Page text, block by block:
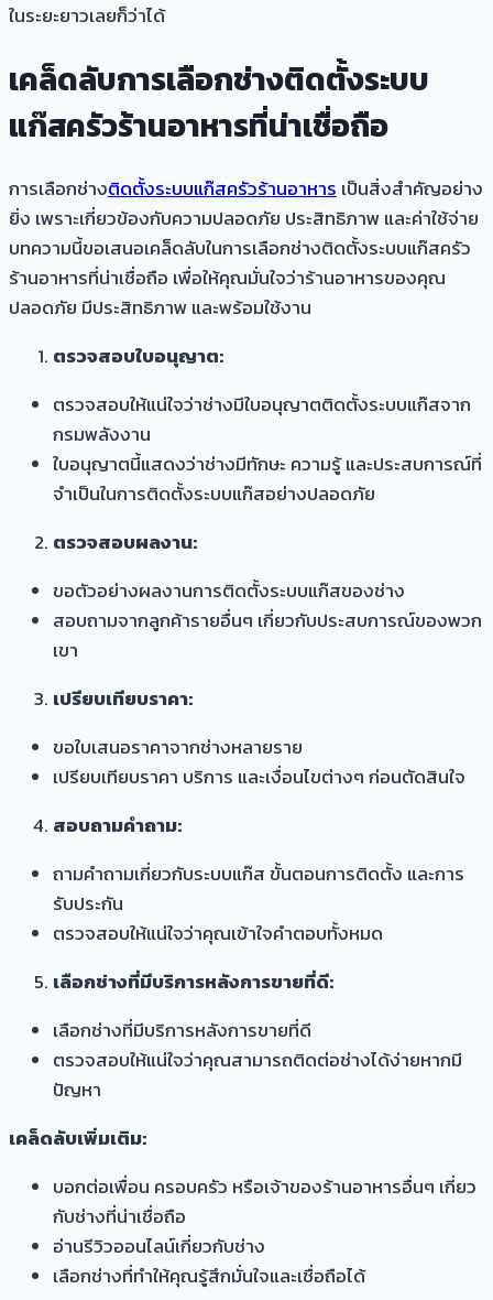
ในระยะยาวเลยก็ว่าได้
เคล็ดลับการเลือกช่างติดตั้งระบบ
แก๊สครัวร้านอาหารที่น่าเชื่อถือ
การเลือกช่างติดตั้งระบบแก๊สครัวร้านอาหาร เป็นสิ่งสำคัญอย่าง
ยิ่ง เพราะเกี่ยวข้องกับความปลอดภัย ประสิทธิภาพ และค่าใช้จ่าย
บทความนี้ขอเสนอเคล็ดลับในการเลือกช่างติดตั้งระบบแก๊สครัว
ร้านอาหารที่น่าเชื่อถือ เพื่อให้คุณมั่นใจว่าร้านอาหารของคุณ
ปลอดภัย มีประสิทธิภาพ และพร้อมใช้งาน
ตรวจสอบใบอนุญาต:
ตรวจสอบให้แน่ใจว่าช่างมีใบอนุญาตติดตั้งระบบแก๊สจาก
กรมพลังงาน
ใบอนุญาตนี้แสดงว่าช่างมีทักษะ ความรู้ และประสบการณ์ที่
จำเป็นในการติดตั้งระบบแก๊สอย่างปลอดภัย
ตรวจสอบผลงาน:
ขอตัวอย่างผลงานการติดตั้งระบบแก๊สของช่าง
สอบถามจากลูกค้ารายอื่นๆ เกี่ยวกับประสบการณ์ของพวก
เขา
เปรียบเทียบราคา:
ขอใบเสนอราคาจากช่างหลายราย
เปรียบเทียบราคา บริการ และเงื่อนไขต่างๆ ก่อนตัดสินใจ
สอบถามคำถาม:
ถามคำถามเกี่ยวกับระบบแก๊ส ขั้นตอนการติดตั้ง และการ
รับประกัน
ตรวจสอบให้แน่ใจว่าคุณเข้าใจคำตอบทั้งหมด
เลือกช่างที่มีบริการหลังการขายที่ดี:
เลือกช่างที่มีบริการหลังการขายที่ดี
ตรวจสอบให้แน่ใจว่าคุณสามารถติดต่อช่างได้ง่ายหากมี
ปัญหา
เคล็ดลับเพิ่มเติม:
บอกต่อเพื่อน ครอบครัว หรือเจ้าของร้านอาหารอื่นๆ เกี่ยว
กับช่างที่น่าเชื่อถือ
อ่านรีวิวออนไลน์เกี่ยวกับช่าง
เลือกช่างที่ทำให้คุณรู้สึกมั่นใจและเชื่อถือได้